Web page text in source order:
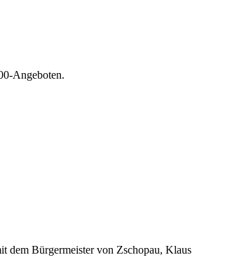
Angeboten.
dem Bürgermeister von Zschopau, Klaus